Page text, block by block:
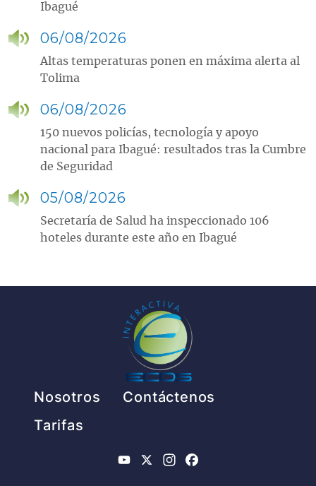
Ibagué
06/08/2026
Altas temperaturas ponen en máxima alerta al
Tolima
06/08/2026
150 nuevos policías, tecnología y apoyo
nacional para Ibagué: resultados tras la Cumbre
de Seguridad
05/08/2026
Secretaría de Salud ha inspeccionado 106
hoteles durante este año en Ibagué
Pie de página
Nosotros
Contáctenos
Tarifas
YouTube
X Instagram